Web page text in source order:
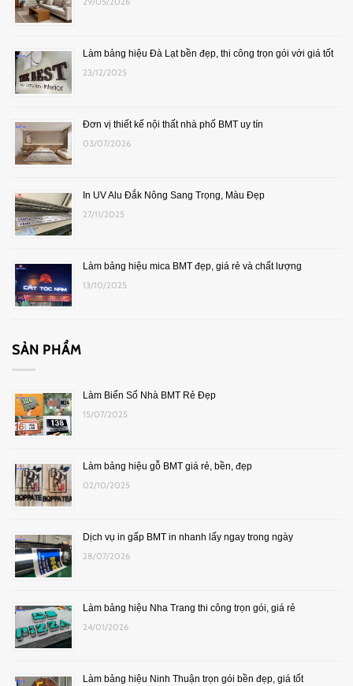
Làm bảng hiệu Đà Lạt bền đẹp, thi công trọn gói với giá tốt
23/12/2025
Đơn vị thiết kế nội thất nhà phố BMT uy tín
03/07/2026
In UV Alu Đắk Nông Sang Trọng, Màu Đẹp
27/11/2025
Làm bảng hiệu mica BMT đẹp, giá rẻ và chất lượng
13/10/2025
SẢN PHẨM
Làm Biển Số Nhà BMT Rẻ Đẹp
15/07/2025
Làm bảng hiệu gỗ BMT giá rẻ, bền, đẹp
02/10/2025
Dịch vụ in gấp BMT in nhanh lấy ngay trong ngày
28/07/2026
Làm bảng hiệu Nha Trang thi công trọn gói, giá rẻ
24/01/2026
Làm bảng hiệu Ninh Thuận trọn gói bền đẹp, giá tốt